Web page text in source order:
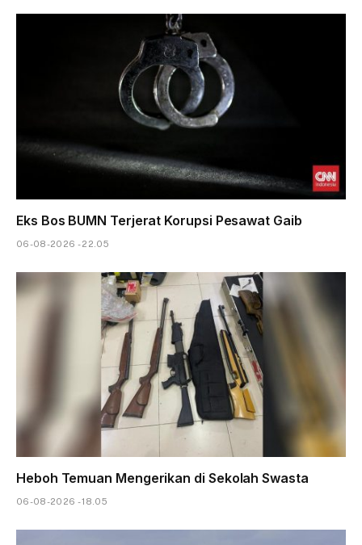
Eks Bos BUMN Terjerat Korupsi Pesawat Gaib
06-08-2026 - 22.05
Heboh Temuan Mengerikan di Sekolah Swasta
06-08-2026 - 18.05